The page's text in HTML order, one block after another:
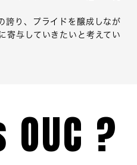
誇り、プライドを醸成しなが
寄与していきたいと考えてい
?